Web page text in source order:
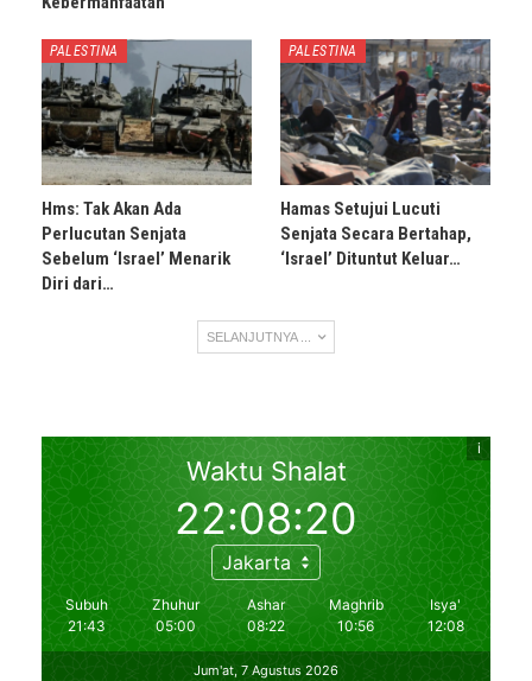
PALESTINA
Hms: Tak Akan Ada
Perlucutan Senjata
Sebelum ‘Israel’ Menarik
Diri dari…
PALESTINA
Hamas Setujui Lucuti
Senjata Secara Bertahap,
‘Israel’ Dituntut Keluar…
SELANJUTNYA ...